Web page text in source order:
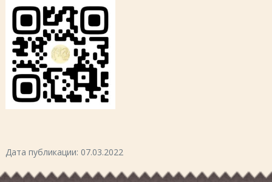
Дата публикации: 07.03.2022